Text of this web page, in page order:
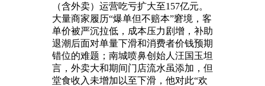
（含外卖）运营吃亏扩大至157亿元。
大量商家履历“爆单但不赔本”窘境，客
单价被严沉拉低，成本压力剧增，补助
退潮后面对单量下滑和消费者价钱预期
错位的难题；南城喷鼻创始人汪国玉坦
言，外卖大和期间门店流水虽添加，但
堂食收入未增加以至下滑，他对此“欢